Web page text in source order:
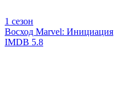
1 сезон
Восход Marvel: Инициация
IMDB 5.8